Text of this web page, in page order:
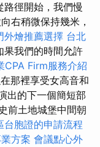
徑開始，我們慢
右稍微保持幾米，
外燴推薦選擇 台北
果我們的時間允許
CPA Firm服務介紹
那裡享受女高音和
出的下一個簡短部
前土地城堡中間朝
台胞證的申請流程
方案 會議點心外